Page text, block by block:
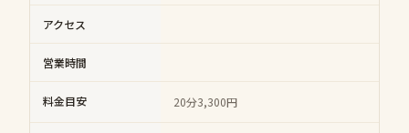
アクセス
営業時間
料金目安 20分3,300円